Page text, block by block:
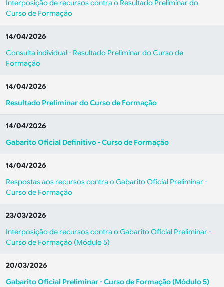
Interposição de recursos contra o Resultado Preliminar do
Curso de Formação
14/04/2026
Consulta individual - Resultado Preliminar do Curso de
Formação
14/04/2026
Resultado Preliminar do Curso de Formação
14/04/2026
Gabarito Oficial Definitivo - Curso de Formação
14/04/2026
Respostas aos recursos contra o Gabarito Oficial Preliminar -
Curso de Formação
23/03/2026
Interposição de recursos contra o Gabarito Oficial Preliminar -
Curso de Formação (Módulo 5)
20/03/2026
Gabarito Oficial Preliminar - Curso de Formação (Módulo 5)